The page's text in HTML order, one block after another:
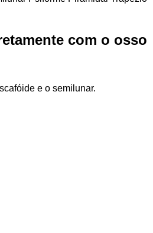
com o osso
e o semilunar.